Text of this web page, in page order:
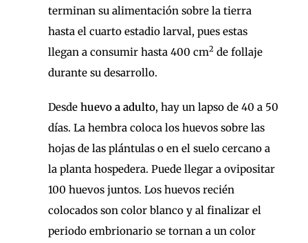
terminan su alimentación sobre la tierra
hasta el cuarto estadio larval, pues estas
llegan a consumir hasta 400 cm2 de follaje
durante su desarrollo.
Desde huevo a adulto, hay un lapso de 40 a 50
días. La hembra coloca los huevos sobre las
hojas de las plántulas o en el suelo cercano a
la planta hospedera. Puede llegar a ovipositar
100 huevos juntos. Los huevos recién
colocados son color blanco y al finalizar el
periodo embrionario se tornan a un color